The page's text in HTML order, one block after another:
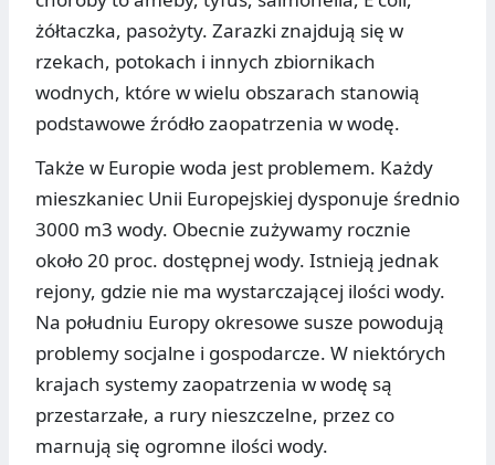
żółtaczka, pasożyty. Zarazki znajdują się w
rzekach, potokach i innych zbiornikach
wodnych, które w wielu obszarach stanowią
podstawowe źródło zaopatrzenia w wodę.
Także w Europie woda jest problemem. Każdy
mieszkaniec Unii Europejskiej dysponuje średnio
3000 m3 wody. Obecnie zużywamy rocznie
około 20 proc. dostępnej wody. Istnieją jednak
rejony, gdzie nie ma wystarczającej ilości wody.
Na południu Europy okresowe susze powodują
problemy socjalne i gospodarcze. W niektórych
krajach systemy zaopatrzenia w wodę są
przestarzałe, a rury nieszczelne, przez co
marnują się ogromne ilości wody.